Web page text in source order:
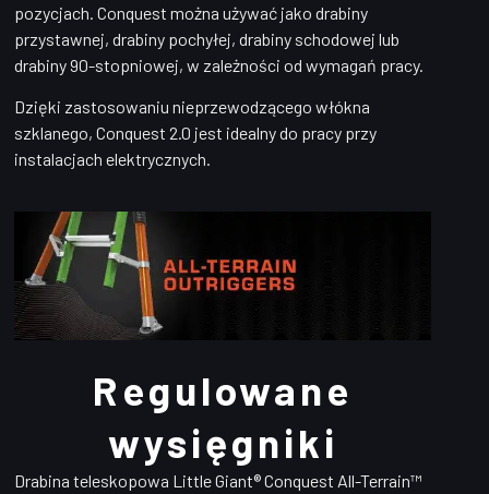
pozycjach. Conquest można używać jako drabiny
przystawnej, drabiny pochyłej, drabiny schodowej lub
drabiny 90-stopniowej, w zależności od wymagań pracy.
Dzięki zastosowaniu nieprzewodzącego włókna
szklanego, Conquest 2.0 jest idealny do pracy przy
instalacjach elektrycznych.
Regulowane
wysięgniki
Drabina teleskopowa Little Giant® Conquest All-Terrain™